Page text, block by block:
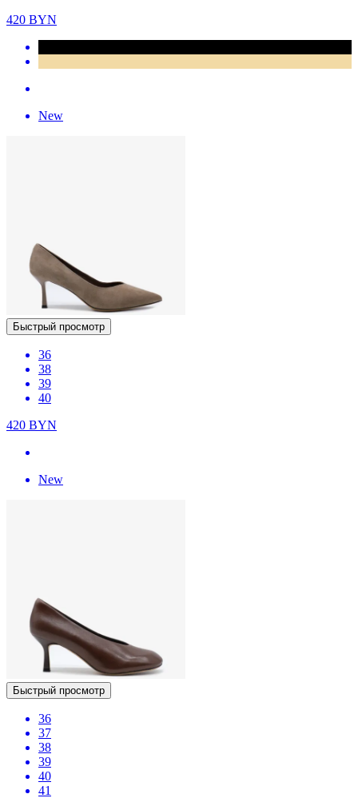
420 BYN
New
Быстрый просмотр
36
38
39
40
420 BYN
New
Быстрый просмотр
36
37
38
39
40
41